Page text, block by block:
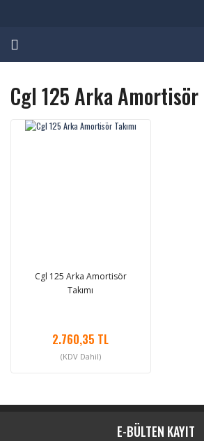
Cgl 125 Arka Amortisör
Cgl 125 Arka Amortisör
Takımı
2.760,35 TL
(KDV Dahil)
E-BÜLTEN KAYIT